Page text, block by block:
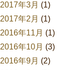
2017年3月 (1)
2017年2月 (1)
2016年11月 (1)
2016年10月 (3)
2016年9月 (2)